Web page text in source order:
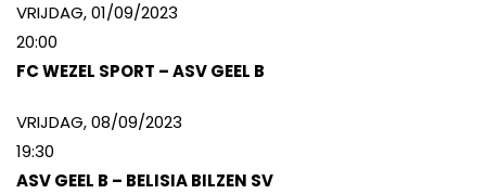
VRIJDAG, 01/09/2023
20:00
FC WEZEL SPORT – ASV GEEL B
VRIJDAG, 08/09/2023
19:30
ASV GEEL B – BELISIA BILZEN SV